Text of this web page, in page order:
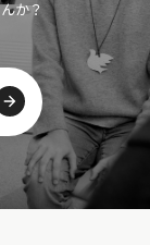
か？